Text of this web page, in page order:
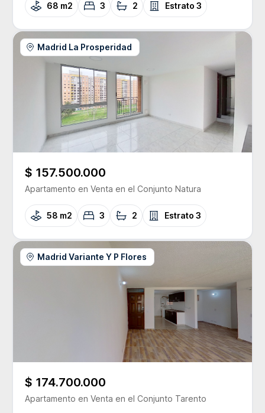
68 m2 3 2 Estrato 3
Madrid La Prosperidad
$ 157.500.000
Apartamento en Venta en el Conjunto Natura
58 m2 3 2 Estrato 3
Madrid Variante Y P Flores
$ 174.700.000
Apartamento en Venta en el Conjunto Tarento